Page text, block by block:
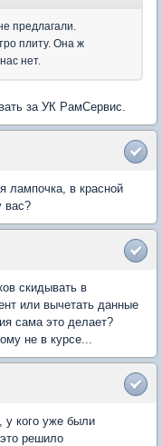
предлагали.
плиту. Она ж
нет.
за УК РамСервис.
лампочка, в красной
вас?
скидывать в
или вычетать данные
сама это делает?
не в курсе...
у кого уже были
решило